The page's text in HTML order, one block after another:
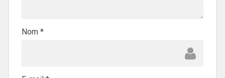
Nom *